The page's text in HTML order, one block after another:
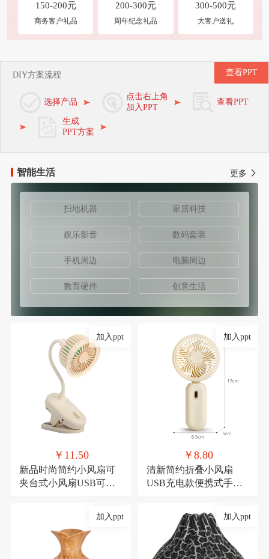
150-200元
商务客户礼品
200-300元
周年纪念礼品
300-500元
大客户送礼
DIY方案流程
选择产品
点击右上角
加入PPT
查看PPT
生成
PPT方案
查看PPT
智能生活 更多
扫地机器 家居科技
娱乐影音 数码套装
手机周边 电脑周边
教育硬件 创意生活
加入ppt
￥11.50
新品时尚简约小风扇可
夹台式小风扇USB可充
加入ppt
￥8.80
清新简约折叠小风扇
USB充电款便携式手持
加入ppt 加入ppt